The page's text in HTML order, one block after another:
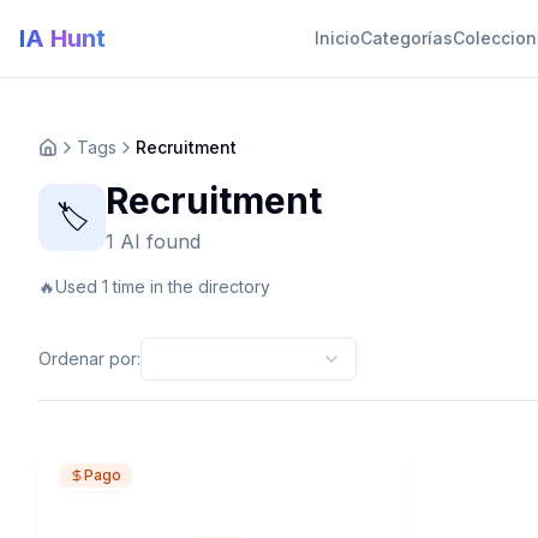
IA Hunt InicioCategorías
Tags Recruitment
🏷️ Recruitment
1 AI found
🔥Used 1 time in the directory
Ordenar por:
Pago